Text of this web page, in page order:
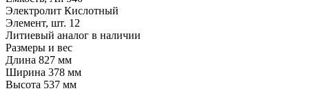
Электролит Кислотный
Элемент, шт. 12
Литиевый аналог в наличии
Размеры и вес
Длина 827 мм
Ширина 378 мм
Высота 537 мм